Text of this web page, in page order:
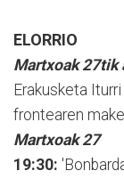
ELORRIO
Martxoak 27tik
Erakusketa
frontearen
Martxoak 27
19:30: